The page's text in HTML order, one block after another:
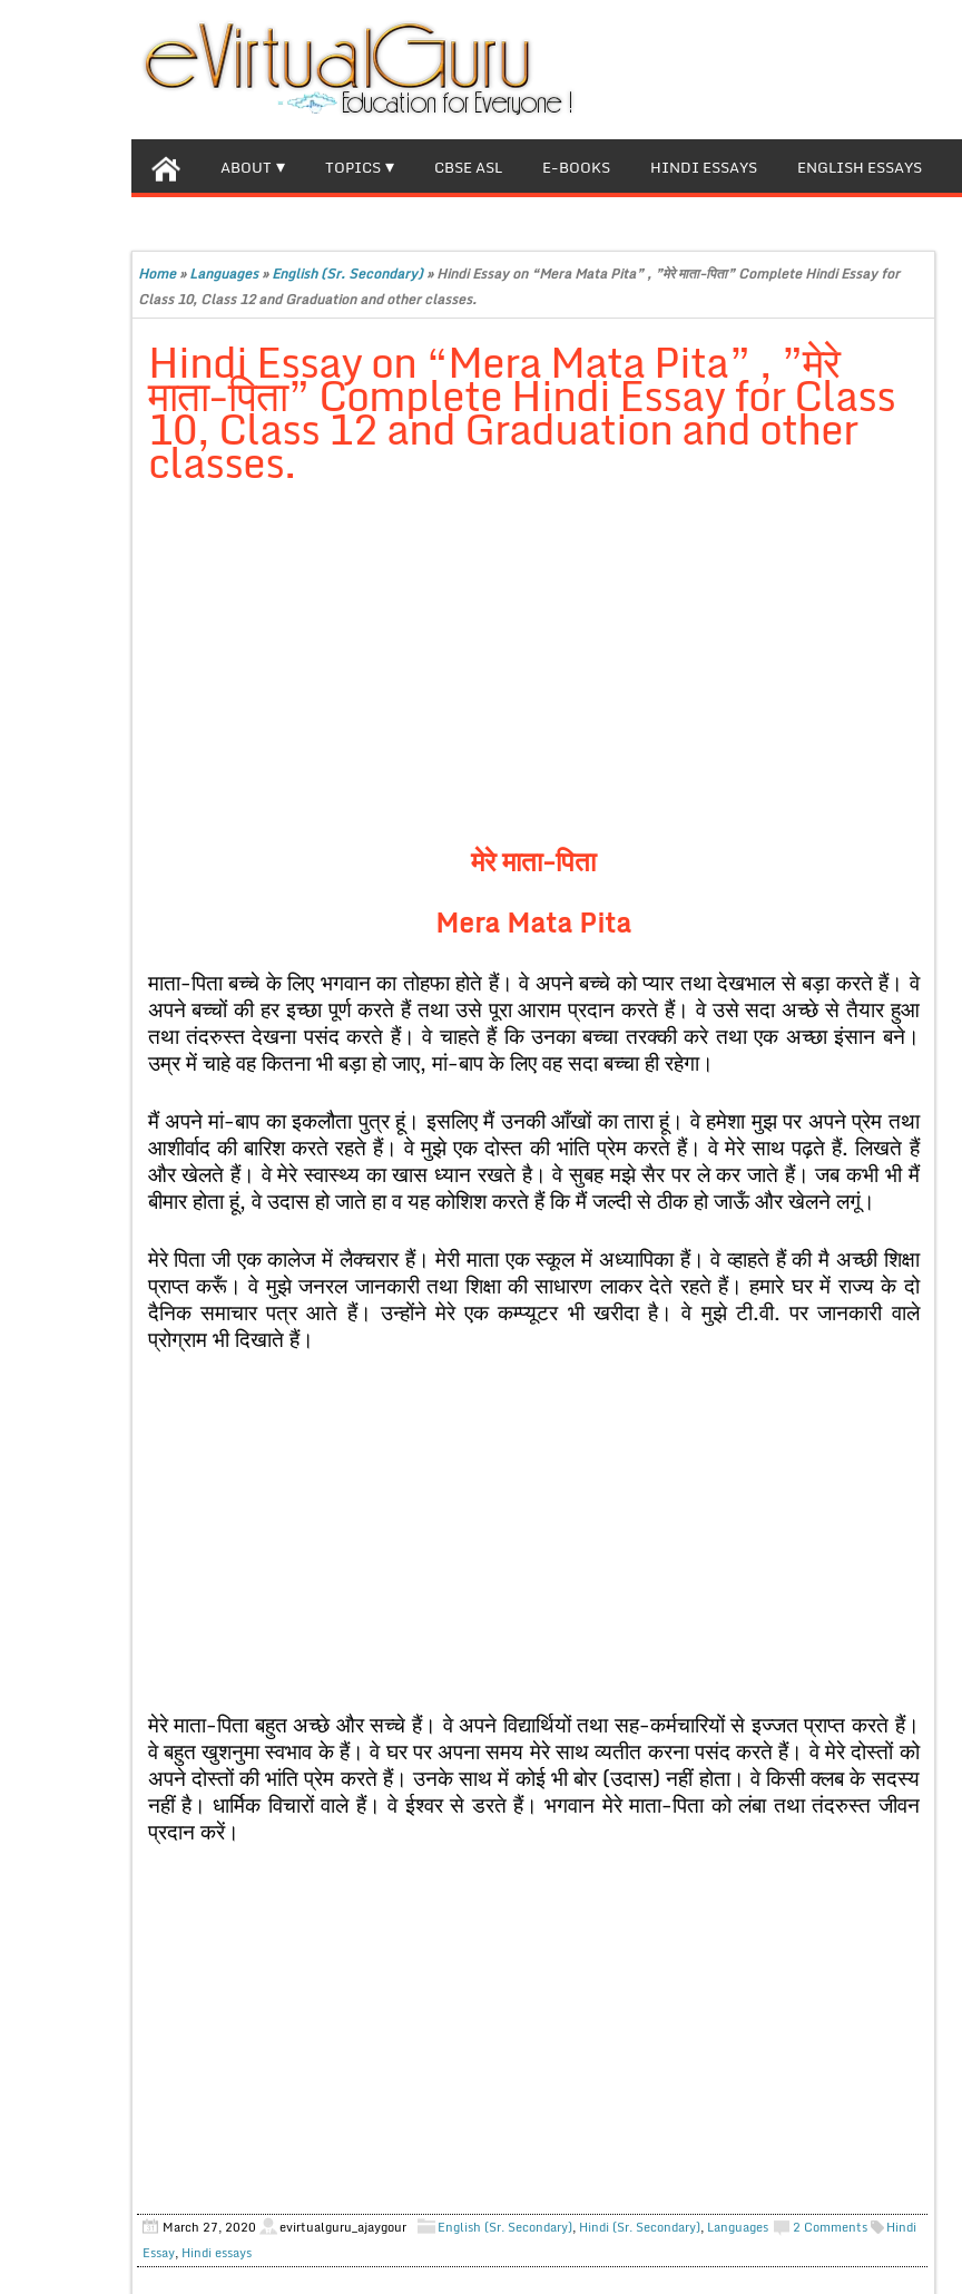
ABOUT TOPICS CBSE ASL E-BOOKS HINDI ESSAYS ENGLISH ESSAYS
Home»Languages»English (Sr. Secondary)»Hindi Essay on “Mera Mata Pita” , ”मेरे माता-पिता” Complete Hindi Essay for
Class 10, Class 12 and Graduation and other classes.
Hindi Essay on “Mera Mata Pita” , ”मेरे
माता-पिता” Complete Hindi Essay for Class
10, Class 12 and Graduation and other
classes.
मेरे माता-पिता
Mera Mata Pita
माता-पिता बच्चे के लिए भगवान का तोहफा होते हैं। वे अपने बच्चे को प्यार तथा देखभाल से बड़ा करते हैं। वे
अपने बच्चों की हर इच्छा पूर्ण करते हैं तथा उसे पूरा आराम प्रदान करते हैं। वे उसे सदा अच्छे से तैयार हुआ
तथा तंदरुस्त देखना पसंद करते हैं। वे चाहते हैं कि उनका बच्चा तरक्की करे तथा एक अच्छा इंसान बने।
उम्र में चाहे वह कितना भी बड़ा हो जाए, मां-बाप के लिए वह सदा बच्चा ही रहेगा।
मैं अपने मां-बाप का इकलौता पुत्र हूं। इसलिए मैं उनकी आँखों का तारा हूं। वे हमेशा मुझ पर अपने प्रेम तथा
आशीर्वाद की बारिश करते रहते हैं। वे मुझे एक दोस्त की भांति प्रेम करते हैं। वे मेरे साथ पढ़ते हैं. लिखते हैं
और खेलते हैं। वे मेरे स्वास्थ्य का खास ध्यान रखते है। वे सुबह मझे सैर पर ले कर जाते हैं। जब कभी भी मैं
बीमार होता हूं, वे उदास हो जाते हा व यह कोशिश करते हैं कि मैं जल्दी से ठीक हो जाऊँ और खेलने लगूं।
मेरे पिता जी एक कालेज में लैक्चरार हैं। मेरी माता एक स्कूल में अध्यापिका हैं। वे व्हाहते हैं की मै अच्छी शिक्षा
प्राप्त करूँ। वे मुझे जनरल जानकारी तथा शिक्षा की साधारण लाकर देते रहते हैं। हमारे घर में राज्य के दो
दैनिक समाचार पत्र आते हैं। उन्होंने मेरे एक कम्प्यूटर भी खरीदा है। वे मुझे टी.वी. पर जानकारी वाले
प्रोग्राम भी दिखाते हैं।
मेरे माता-पिता बहुत अच्छे और सच्चे हैं। वे अपने विद्यार्थियों तथा सह-कर्मचारियों से इज्जत प्राप्त करते हैं।
वे बहुत खुशनुमा स्वभाव के हैं। वे घर पर अपना समय मेरे साथ व्यतीत करना पसंद करते हैं। वे मेरे दोस्तों को
अपने दोस्तों की भांति प्रेम करते हैं। उनके साथ में कोई भी बोर (उदास) नहीं होता। वे किसी क्लब के सदस्य
नहीं है। धार्मिक विचारों वाले हैं। वे ईश्वर से डरते हैं। भगवान मेरे माता-पिता को लंबा तथा तंदरुस्त जीवन
प्रदान करें।
March 27, 2020 evirtualguru_ajaygour English (Sr. Secondary), Hindi (Sr. Secondary), Languages 2 Comments
Hindi
Essay, Hindi essays